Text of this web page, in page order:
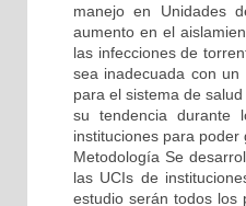
manejo en Unidades
aumento en el
las infecciones de
sea inadecuada con
para el sistema de
su tendencia durante
instituciones para
Metodología Se
las UCIs de
estudio serán todos los